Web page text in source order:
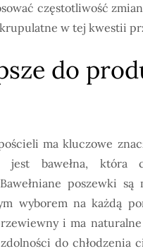
częstotliwość
w tej kwestii
do
ma kluczowe
jest bawełna, która
poszewki
wyborem na każdą
i ma
do chłodzenia